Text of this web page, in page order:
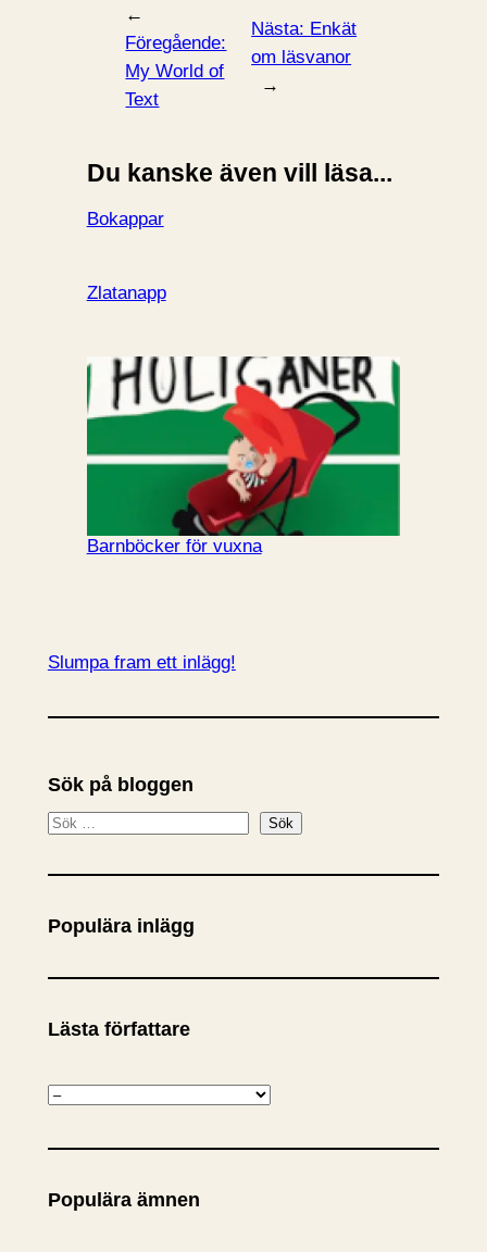
←
Föregående:
My World of
Text
Nästa: Enkät
om läsvanor
→
Du kanske även vill läsa...
Bokappar
Zlatanapp
Barnböcker för vuxna
Slumpa fram ett inlägg!
Sök på bloggen
S
k
Sök
Populära inlägg
Lästa författare
K
t
g
Populära ämnen